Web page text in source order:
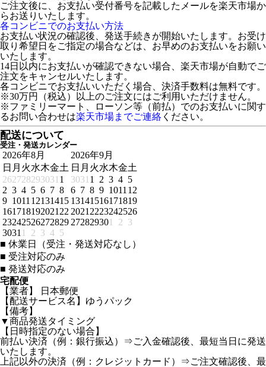
ご注文後に、お支払い受付番号を記載したメールを楽天市場か
らお送りいたします。
各コンビニでのお支払い方法
お支払い状況の確認後、発送手続きが開始いたします。お受け
取り希望日をご指定の場合などは、お早めのお支払いをお願い
いたします。
14日以内にお支払いが確認できない場合、楽天市場が自動でご
注文をキャンセルいたします。
各コンビニでお支払いいただく場合、決済手数料は無料です。
※30万円（税込）以上のご注文にはご利用いただけません。
※ファミリーマート、ローソン等（前払）でのお支払いに関す
るお問い合わせは楽天市場までご連絡 ください。
配送について
受注・発送カレンダー
2026年8月
日 月 火水木金土
262728293031 1
2 3 4 5 6 7 8
9 1011 12131415
161718192021 22
23242526272829
3031 1 2 3 4 5
2026年9月
日 月 火水木金土
3031 1 2 3 4 5
6 7 8 9 1011 12
13141516171819
2021 2223242526
272829301 2 3
■ 休業日（受注・発送対応なし）
■ 受注対応のみ
■ 発送対応のみ
宅配便
【業者】 日本郵便
【配送サービス名】ゆうパック
【備考】
▼商品発送タイミング
【日時指定のない場合】
前払い決済（例：銀行振込）⇒ご入金確認後、最短当日に発送
いたします。
上記以外の決済（例：クレジットカード）⇒ご注文確認後、最